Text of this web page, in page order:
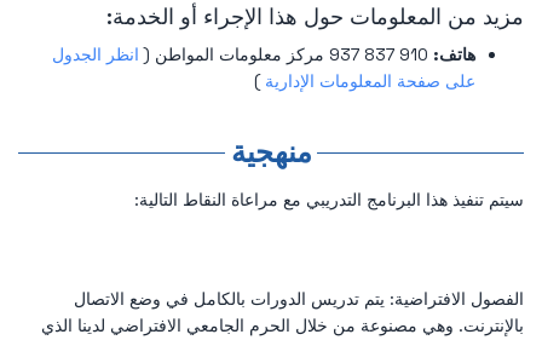
مزيد من المعلومات حول هذا الإجراء أو الخدمة:
هاتف:
انظر الجدول
على صفحة المعلومات الإدارية )
منهجية
سيتم تنفيذ هذا البرنامج التدريبي مع مراعاة النقاط التالية:
الفصول الافتراضية: يتم تدريس الدورات بالكامل في وضع الاتصال
بالإنترنت. وهي مصنوعة من خلال الحرم الجامعي الافتراضي لدينا الذي